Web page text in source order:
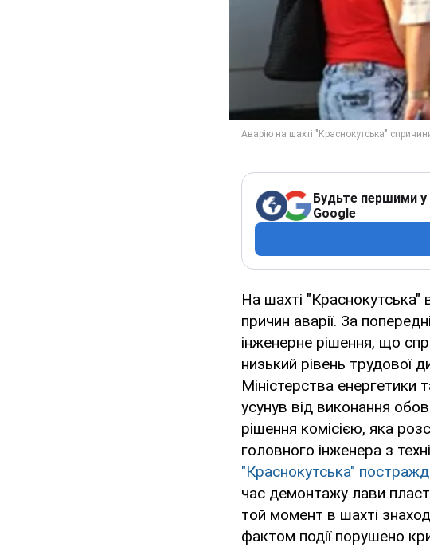
Будьте першими у
Google
На шахті "Краснокутська"
причин аварії. За
інженерне рішення, що
низький рівень трудової
Міністерства енергетики
усунув від виконання
рішення комісією, яка
головного інженера з
"Краснокутська"
час демонтажу лави
той момент в шахті
фактом події порушено